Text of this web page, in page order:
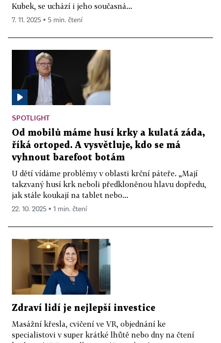
Kubek, se uchází i jeho současná...
7. 11. 2025 ▪ 5 min. čtení
SPOTLIGHT
Od mobilů máme husí krky a kulatá záda,
říká ortoped. A vysvětluje, kdo se má
vyhnout barefoot botám
U dětí vídáme problémy v oblasti krční páteře. „Mají
takzvaný husí krk neboli předkloněnou hlavu dopředu,
jak stále koukají na tablet nebo...
22. 10. 2025 ▪ 1 min. čtení
Zdraví lidí je nejlepší investice
Masážní křesla, cvičení ve VR, objednání ke
specialistovi v super krátké lhůtě nebo dny na čtení